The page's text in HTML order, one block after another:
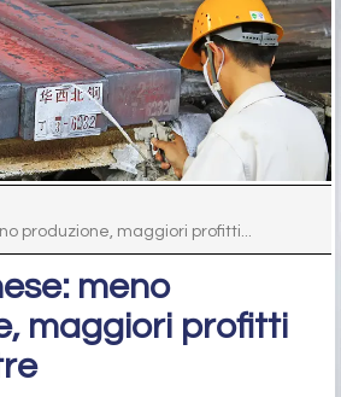
produzione, maggiori profitti...
meno
maggiori profitti